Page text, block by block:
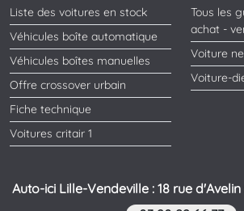
Liste des voitures en stock
Véhicules boîte automatique
Véhicules boîtes manuelles
Offre crossover urbain
Fiche technique
Voitures critair 1
Tous les
achat -
Voiture
Voiture-
Auto-ici Lille-Vendeville : 18 rue